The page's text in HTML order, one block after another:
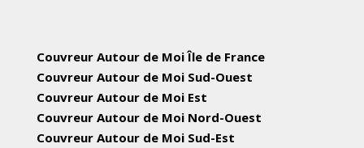
Couvreur Autour de Moi Île de France
Couvreur Autour de Moi Sud-Ouest
Couvreur Autour de Moi Est
Couvreur Autour de Moi Nord-Ouest
Couvreur Autour de Moi Sud-Est